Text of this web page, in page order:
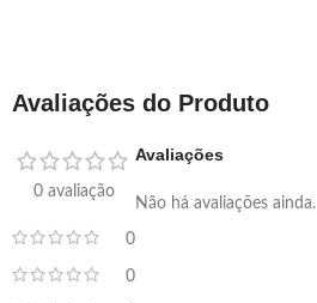
Avaliações do Produto
0 avaliação
0
0
Avaliações
Não há avaliações ainda.